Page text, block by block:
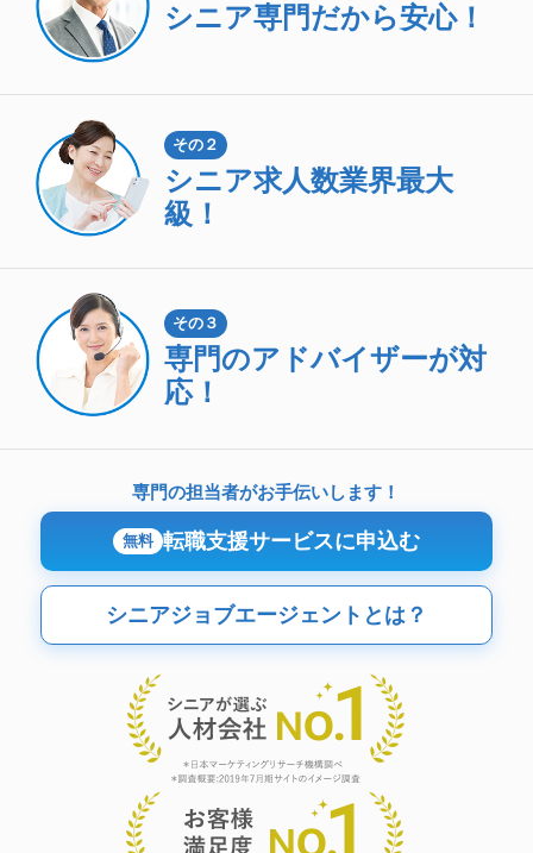
シニア専門だから安心！
その２
シニア求人数業界最大
級！
その３
専門のアドバイザーが対
応！
専門の担当者がお手伝いします！
無料 転職支援サービスに申込む
シニアジョブエージェントとは？